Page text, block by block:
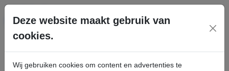
Ga direct naar de hoofdinhoud van deze pagina.
SERVICE PRODUCTEN CONTACT
Deze website maakt gebruik van
cookies.
Wij gebruiken cookies om content en advertenties te